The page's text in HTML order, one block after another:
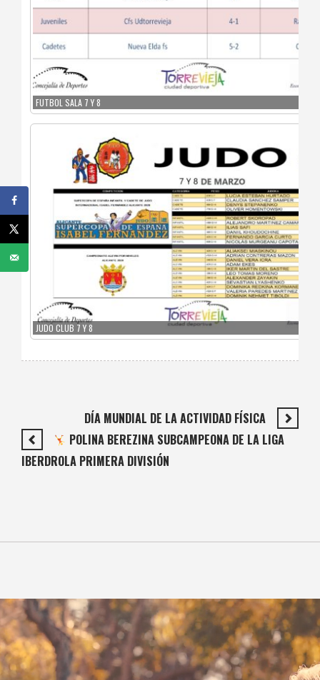
FUTBOL SALA 7 Y 8
JUDO CLUB 7 Y 8
DÍA MUNDIAL DE LA ACTIVIDAD FÍSICA
POLINA BEREZINA SUBCAMPEONA DE LA LIGA
IBERDROLA PRIMERA DIVISIÓN